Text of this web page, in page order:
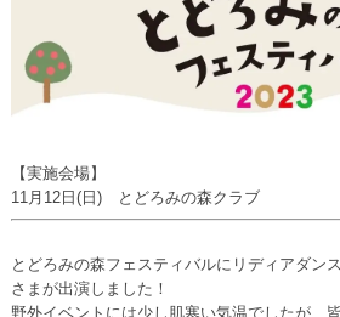
【実施会場】
11月12日(日) とどろみの森クラブ
とどろみの森フェスティバルにリディアダン
さまが出演しました！
野外イベントには少し肌寒い気温でしたが、